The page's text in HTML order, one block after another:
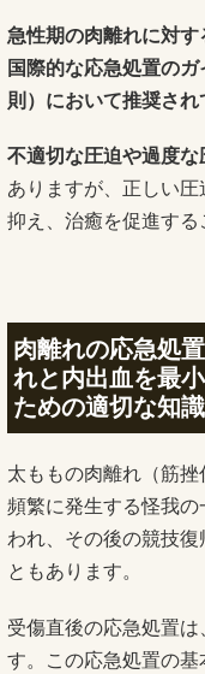
急性期の肉離れに対
国際的な応急処置の
則）において推奨され
不適切な圧迫や過度な
ありますが、正しい
抑え、治癒を促進する
肉離れの応急処
れと内出血を最
ための適切な知識
太ももの肉離れ（筋
頻繁に発生する怪我
われ、その後の競技
ともあります。
受傷直後の応急処置
す。この応急処置の